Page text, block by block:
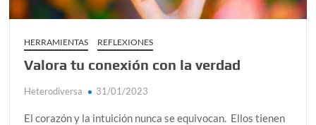
HERRAMIENTAS REFLEXIONES
Valora tu conexión con la verdad
Heterodiversa 31/01/2023
El corazón y la intuición nunca se equivocan. Ellos tienen